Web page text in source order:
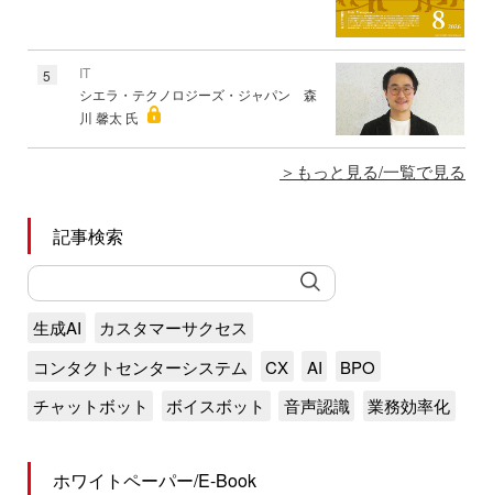
5
IT
シエラ・テクノロジーズ・ジャパン 森
川 馨太 氏
もっと見る/一覧で見る
記事検索
生成AI
カスタマーサクセス
コンタクトセンターシステム
CX AI
BPO
チャットボット
ボイスボット 音声認識 業務効率化
ホワイトペーパー/E-Book